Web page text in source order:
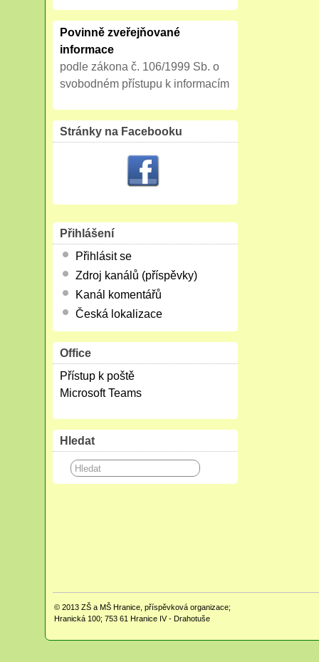
Povinně zveřejňované
informace
podle zákona č. 106/1999 Sb. o
svobodném přístupu k informacím
Stránky na Facebooku
Přihlášení
Přihlásit se
Zdroj kanálů (příspěvky)
Kanál komentářů
Česká lokalizace
Office
Přístup k poště
Microsoft Teams
Hledat
© 2013 ZŠ a MŠ Hranice, příspěvková organizace;
Hranická 100; 753 61 Hranice IV - Drahotuše